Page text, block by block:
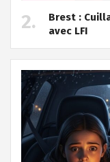
Brest :
avec LFI